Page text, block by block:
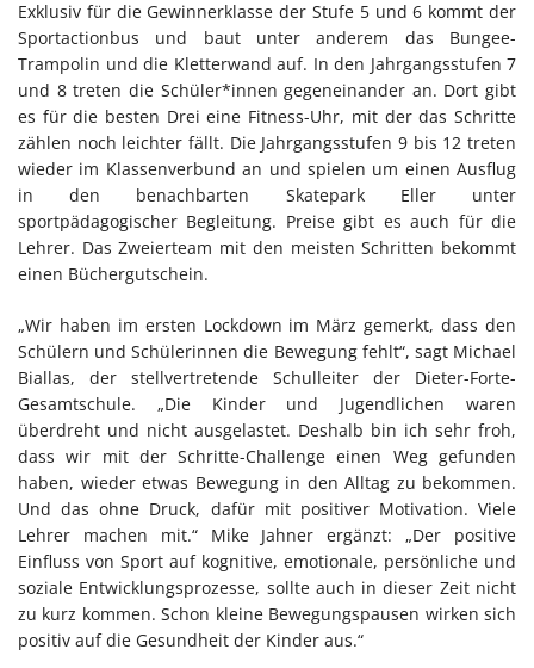
Exklusiv für die Gewinnerklasse der Stufe 5 und 6 kommt der
Sportactionbus und baut unter anderem das Bungee-
Trampolin und die Kletterwand auf. In den Jahrgangsstufen 7
und 8 treten die Schüler*innen gegeneinander an. Dort gibt
es für die besten Drei eine Fitness-Uhr, mit der das Schritte
zählen noch leichter fällt. Die Jahrgangsstufen 9 bis 12 treten
wieder im Klassenverbund an und spielen um einen Ausflug
in den benachbarten Skatepark Eller unter
sportpädagogischer Begleitung. Preise gibt es auch für die
Lehrer. Das Zweierteam mit den meisten Schritten bekommt
einen Büchergutschein.
„Wir haben im ersten Lockdown im März gemerkt, dass den
Schülern und Schülerinnen die Bewegung fehlt“, sagt Michael
Biallas, der stellvertretende Schulleiter der Dieter-Forte-
Gesamtschule. „Die Kinder und Jugendlichen waren
überdreht und nicht ausgelastet. Deshalb bin ich sehr froh,
dass wir mit der Schritte-Challenge einen Weg gefunden
haben, wieder etwas Bewegung in den Alltag zu bekommen.
Und das ohne Druck, dafür mit positiver Motivation. Viele
Lehrer machen mit.“ Mike Jahner ergänzt: „Der positive
Einfluss von Sport auf kognitive, emotionale, persönliche und
soziale Entwicklungsprozesse, sollte auch in dieser Zeit nicht
zu kurz kommen. Schon kleine Bewegungspausen wirken sich
positiv auf die Gesundheit der Kinder aus.“